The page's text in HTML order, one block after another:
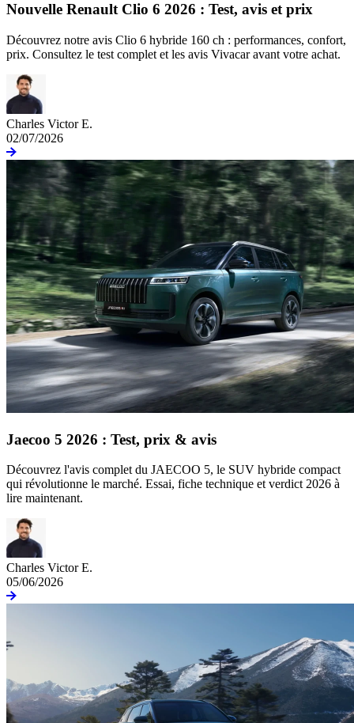
Nouvelle Renault Clio 6 2026 : Test, avis et prix
Découvrez notre avis Clio 6 hybride 160 ch : performances, confort,
prix. Consultez le test complet et les avis Vivacar avant votre achat.
Charles Victor E.
02/07/2026
Jaecoo 5 2026 : Test, prix & avis
Découvrez l'avis complet du JAECOO 5, le SUV hybride compact
qui révolutionne le marché. Essai, fiche technique et verdict 2026 à
lire maintenant.
Charles Victor E.
05/06/2026